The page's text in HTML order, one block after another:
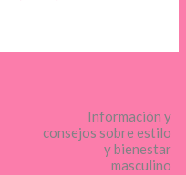
Información y
consejos sobre estilo
y bienestar
masculino